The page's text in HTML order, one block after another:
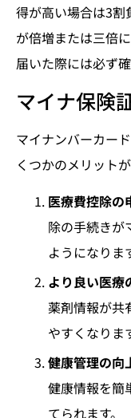
得が高い場合は3割
が倍増または三倍
届いた際には必ず
マイナ保険
マイナンバーカー
くつかのメリット
医療費控除の
除の手続きが
ようになりま
より良い医療
薬剤情報が共
やすくなりま
健康管理の向
健康情報を簡
てられます。